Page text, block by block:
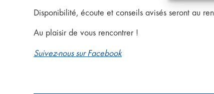
Disponibilité, écoute et conseils avisés seront au
Au plaisir de vous rencontrer !
Suivez-nous sur Facebook